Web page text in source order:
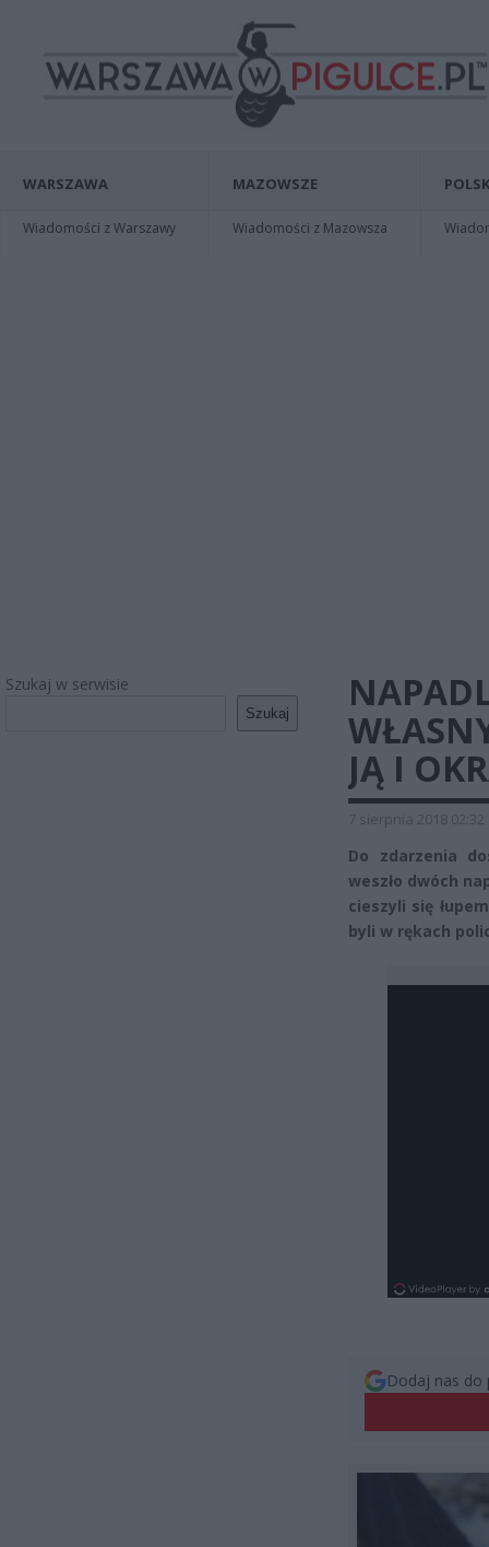
WARSZAWA
Wiadomości z Warszawy
MAZOWSZE
Wiadomości z Mazowsza
Szukaj w serwisie
Szukaj
JĄ I
7 sierpnia 2018 02:32
Do zdarzenia
weszło dwóch
cieszyli się
byli w rękach
Dodaj nas do